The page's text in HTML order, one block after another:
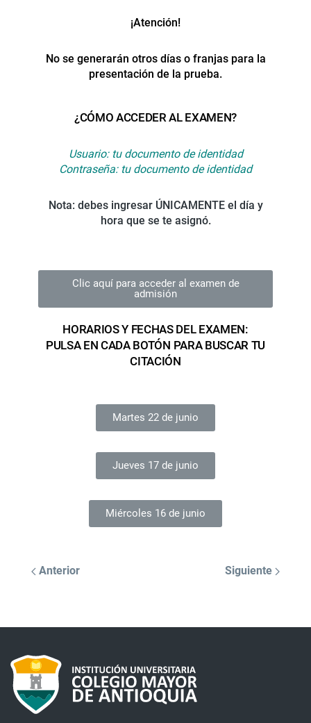
¡Atención!
No se generarán otros días o franjas para la
presentación de la prueba.
¿CÓMO ACCEDER AL EXAMEN?
Usuario: tu documento de identidad
Contraseña: tu documento de identidad
Nota: debes ingresar ÚNICAMENTE el día y
hora que se te asignó.
Clic aquí para acceder al examen de
admisión
HORARIOS Y FECHAS DEL EXAMEN:
PULSA EN CADA BOTÓN PARA BUSCAR TU
CITACIÓN
Martes 22 de junio
Jueves 17 de junio
Miércoles 16 de junio
Anterior Siguiente